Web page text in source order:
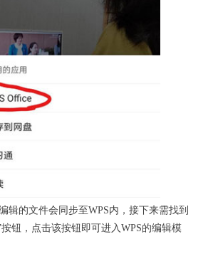
辑的文件会同步至WPS内，接下来需找到
钮，点击该按钮即可进入WPS的编辑模